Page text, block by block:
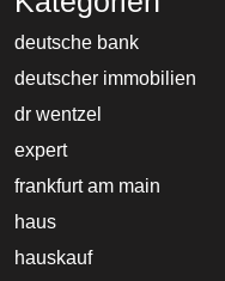
deutsche bank
deutscher immobilien
dr wentzel
expert
frankfurt am main
haus
hauskauf